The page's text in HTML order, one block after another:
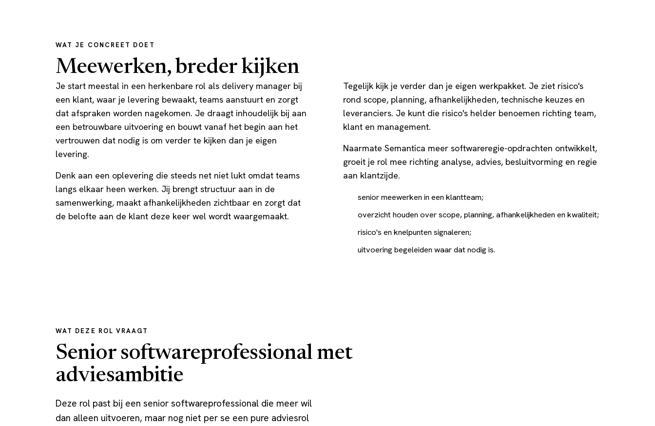
WAT JE CONCREET DOET
Meewerken, breder kijken
Je start meestal in een herkenbare rol als delivery manager bij
een klant, waar je levering bewaakt, teams aanstuurt en zorgt
dat afspraken worden nagekomen. Je draagt inhoudelijk bij aan
een betrouwbare uitvoering en bouwt vanaf het begin aan het
vertrouwen dat nodig is om verder te kijken dan je eigen
levering.
Denk aan een oplevering die steeds net niet lukt omdat teams
langs elkaar heen werken. Jij brengt structuur aan in de
samenwerking, maakt afhankelijkheden zichtbaar en zorgt dat
de belofte aan de klant deze keer wel wordt waargemaakt.
Tegelijk kijk je verder dan je eigen werkpakket. Je ziet risico's
rond scope, planning, afhankelijkheden, technische keuzes en
leveranciers. Je kunt die risico's helder benoemen richting team,
klant en management.
Naarmate Semantica meer softwareregie-opdrachten ontwikkelt,
groeit je rol mee richting analyse, advies, besluitvorming en regie
aan klantzijde.
senior meewerken in een klantteam;
overzicht houden over scope, planning, afhankelijkheden en kwaliteit;
risico's en knelpunten signaleren;
uitvoering begeleiden waar dat nodig is.
WAT DEZE ROL VRAAGT
Senior softwareprofessional met
adviesambitie
Deze rol past bij een senior softwareprofessional die meer wil
dan alleen uitvoeren, maar nog niet per se een pure adviesrol